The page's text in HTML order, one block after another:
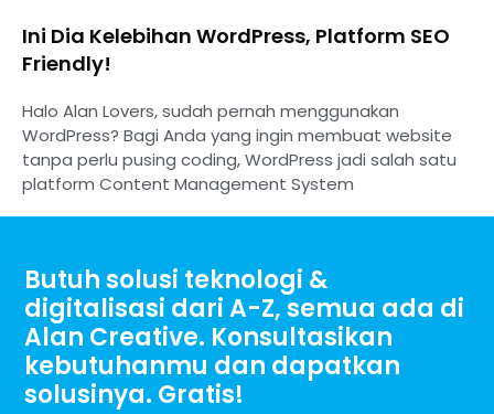
Ini Dia Kelebihan WordPress, Platform SEO
Friendly!
Halo Alan Lovers, sudah pernah menggunakan
WordPress? Bagi Anda yang ingin membuat website
tanpa perlu pusing coding, WordPress jadi salah satu
platform Content Management System
Butuh solusi teknologi &
digitalisasi dari A-Z, semua ada di
Alan Creative. Konsultasikan
kebutuhanmu dan dapatkan
solusinya. Gratis!